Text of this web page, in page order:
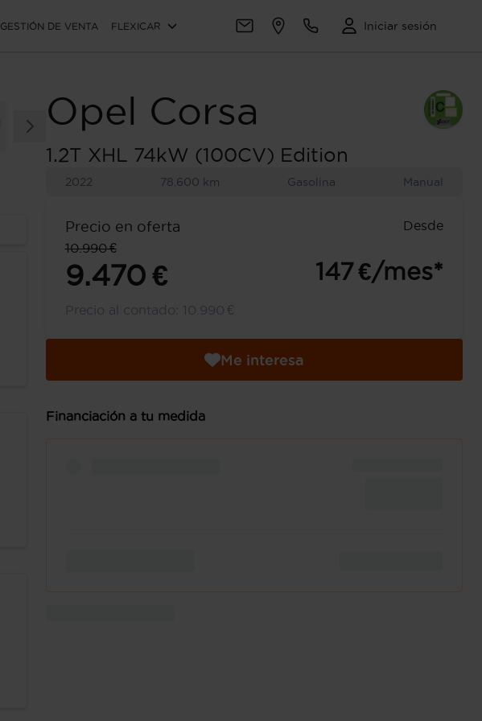
GESTIÓN DE VENTA FLEXICAR Iniciar sesión
Opel Corsa
1.2T XHL 74kW (100CV) Edition
2022 78.600 km Gasolina Manual
Precio en oferta
Desde
10.990 €
9.470 € 147 €/mes*
Precio al contado: 10.990 €
Me interesa
Financiación a tu medida